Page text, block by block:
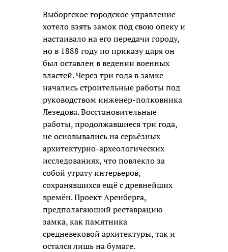
Выборгское городское управление
хотело взять замок под свою опеку и
настаивало на его передачи городу,
но в 1888 году по приказу царя он
был оставлен в ведении военных
властей. Через три года в замке
начались строительные работы под
руководством инженер-полковника
Лезедова. Восстановительные
работы, продолжавшиеся три года,
не основывались на серьёзных
архитектурно-археологических
исследованиях, что повлекло за
собой утрату интерьеров,
сохранявшихся ещё с древнейших
времён. Проект Аренберга,
предполагающий реставрацию
замка, как памятника
средневековой архитектуры, так и
остался лишь на бумаге.